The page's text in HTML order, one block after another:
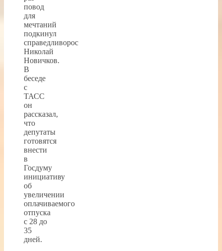
повод
для
мечтаний
подкинул
справедливорос
Николай
Новичков.
В
беседе
с
ТАСС
он
рассказал,
что
депутаты
готовятся
внести
в
Госдуму
инициативу
об
увеличении
оплачиваемого
отпуска
с 28 до
35
дней.